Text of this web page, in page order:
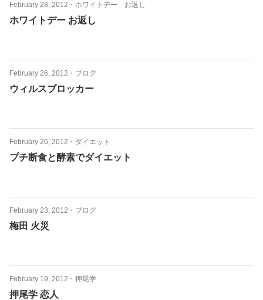
February 28, 2012 ・ ホワイトデー お返し
ホワイトデー お返し
February 26, 2012 ・ ブログ
ウィルスブロッカー
February 26, 2012 ・ ダイエット
プチ断食と酵素でダイエット
February 23, 2012 ・ ブログ
梅田 火災
February 19, 2012 ・ 押尾学
押尾学 恋人